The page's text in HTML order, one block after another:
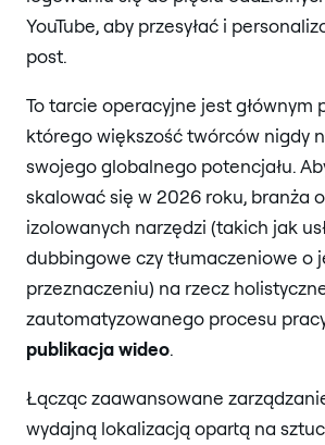
YouTube, aby przesyłać i
post.
To tarcie operacyjne jest głównym
którego większość twórców nigdy
swojego globalnego potencjału.
skalować się w 2026 roku, branża
izolowanych narzędzi (takich jak
dubbingowe czy tłumaczeniowe o
przeznaczeniu) na rzecz
zautomatyzowanego procesu
publikacja wideo.
Łącząc zaawansowane
wydajną lokalizacją opartą na